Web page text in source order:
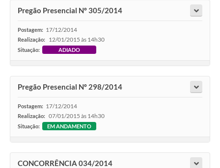
Pregão Presencial Nº 305/2014
Postagem: 17/12/2014
Realização: 12/01/2015 às 14h30
Situação: ADIADO
Pregão Presencial Nº 298/2014
Postagem: 17/12/2014
Realização: 07/01/2015 às 14h30
Situação: EM ANDAMENTO
CONCORRÊNCIA 034/2014